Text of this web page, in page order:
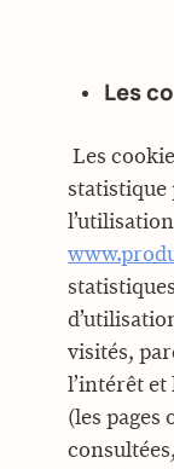
Les
Les
statistique
visités,
l’intérêt et
(les pages